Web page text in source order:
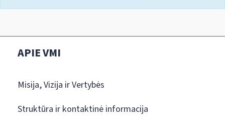
APIE VMI
Misija, Vizija ir Vertybės
Struktūra ir kontaktinė informacija